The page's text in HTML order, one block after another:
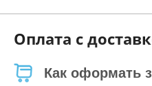
Оплата с
Как оформать